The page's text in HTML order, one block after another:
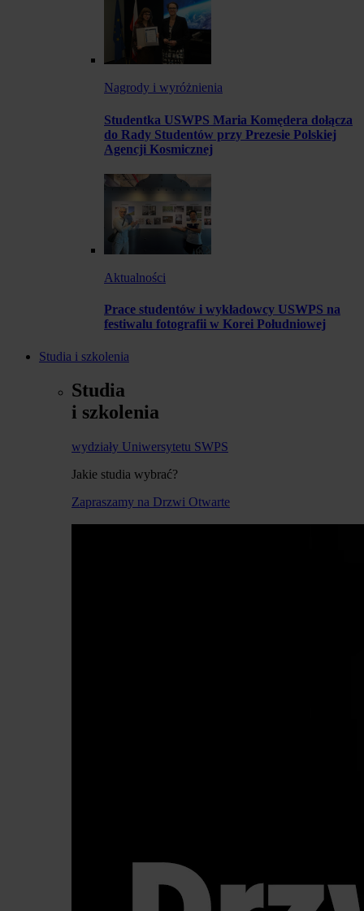
Nagrody i wyróżnienia
Studentka USWPS Maria Komędera dołącza
do Rady Studentów przy Prezesie Polskiej
Agencji Kosmicznej
Aktualności
Prace studentów i wykładowcy USWPS na
festiwalu fotografii w Korei Południowej
Studia i szkolenia
Studia
i szkolenia
wydziały Uniwersytetu SWPS
Jakie studia wybrać?
Zapraszamy na Drzwi Otwarte